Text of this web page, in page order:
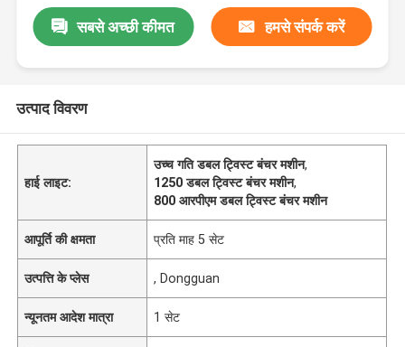
सबसे अच्छी कीमत हमसे संपर्क करें
उत्पाद विवरण
हाई लाइट:
उच्च गति डबल ट्विस्ट बंचर मशीन,
1250 डबल ट्विस्ट बंचर मशीन,
800 आरपीएम डबल ट्विस्ट बंचर मशीन
आपूर्ति की क्षमता प्रति माह 5 सेट
उत्पत्ति के प्लेस , Dongguan
न्यूनतम आदेश मात्रा 1 सेट